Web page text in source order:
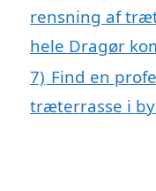
rensning af
hele Dragør
7) Find en
træterrasse i